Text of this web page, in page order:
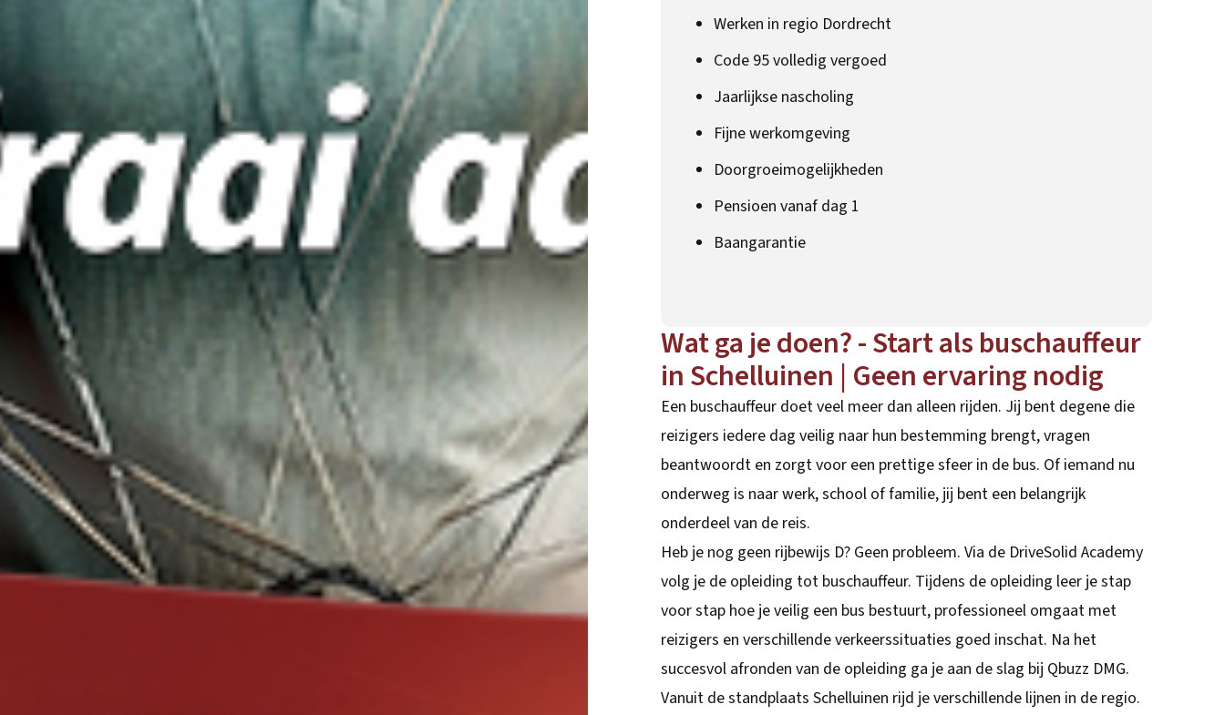
Werken in regio Dordrecht
Code 95 volledig vergoed
Jaarlijkse nascholing
Fijne werkomgeving
Doorgroeimogelijkheden
Pensioen vanaf dag 1
Baangarantie
Wat ga je doen? - Start als buschauffeur
in Schelluinen | Geen ervaring nodig
Een buschauffeur doet veel meer dan alleen rijden. Jij bent degene die
reizigers iedere dag veilig naar hun bestemming brengt, vragen
beantwoordt en zorgt voor een prettige sfeer in de bus. Of iemand nu
onderweg is naar werk, school of familie, jij bent een belangrijk
onderdeel van de reis.
Heb je nog geen rijbewijs D? Geen probleem. Via de DriveSolid Academy
volg je de opleiding tot buschauffeur. Tijdens de opleiding leer je stap
voor stap hoe je veilig een bus bestuurt, professioneel omgaat met
reizigers en verschillende verkeerssituaties goed inschat. Na het
succesvol afronden van de opleiding ga je aan de slag bij Qbuzz DMG.
Vanuit de standplaats Schelluinen rijd je verschillende lijnen in de regio.